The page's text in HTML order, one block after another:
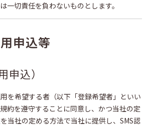
一切責任を負わないものとします。
申込等
申込）
を希望する者（以下「登録希望者」といい
約を遵守することに同意し、かつ当社の定
当社の定める方法で当社に提供し、SMS認